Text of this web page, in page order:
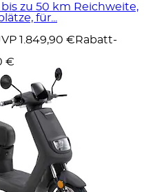
bis zu 50 km Reichweite,
für...
1.849,90 € Rabatt-
€